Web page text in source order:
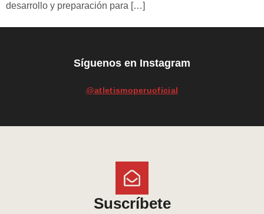
desarrollo y preparación para […]
Síguenos en Instagram
@atletismoperuoficial
Suscríbete